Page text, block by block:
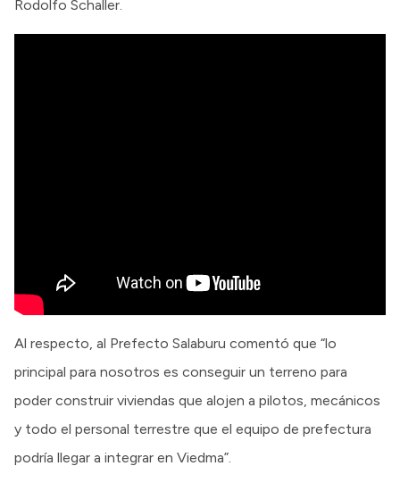
Rodolfo Schaller.
Al respecto, al Prefecto Salaburu comentó que “lo
principal para nosotros es conseguir un terreno para
poder construir viviendas que alojen a pilotos, mecánicos
y todo el personal terrestre que el equipo de prefectura
podría llegar a integrar en Viedma”.